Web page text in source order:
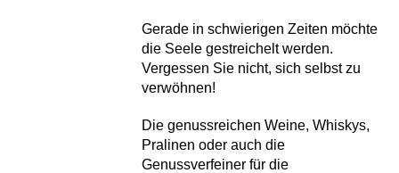
Gerade in schwierigen Zeiten möchte
die Seele gestreichelt werden.
Vergessen Sie nicht, sich selbst zu
verwöhnen!
Die genussreichen Weine, Whiskys,
Pralinen oder auch die
Genussverfeiner für die